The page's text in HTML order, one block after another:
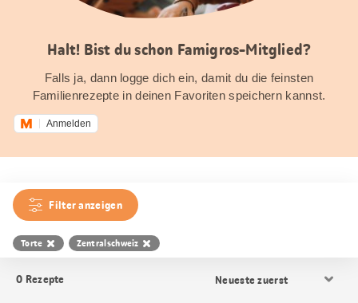
Halt! Bist du schon Famigros-Mitglied?
Falls ja, dann logge dich ein, damit du die feinsten
Familienrezepte in deinen Favoriten speichern kannst.
Anmelden
Filter anzeigen
Torte Zentralschweiz
0 Rezepte
Sortierung